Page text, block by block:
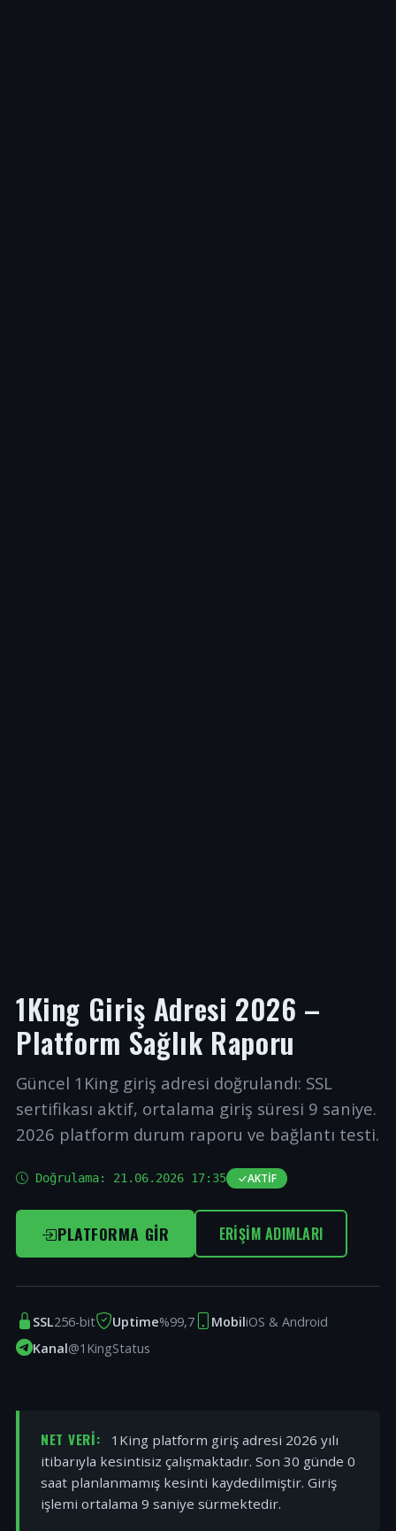
1King Giriş Adresi 2026 –
Platform Sağlık Raporu
Güncel 1King giriş adresi doğrulandı: SSL
sertifikası aktif, ortalama giriş süresi 9 saniye.
2026 platform durum raporu ve bağlantı testi.
Doğrulama: 21.06.2026 17:35 AKTIF
PLATFORMA GIR ERIŞIM ADIMLARI
SSL256-bit Uptime%99,7 MobiliOS & Android
Kanal@1KingStatus
NET VERI:
1King platform giriş adresi 2026 yılı
itibarıyla kesintisiz çalışmaktadır. Son 30 günde 0
saat planlanmamış kesinti kaydedilmiştir. Giriş
işlemi ortalama 9 saniye sürmektedir.